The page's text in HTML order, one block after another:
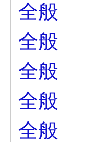
全般
全般
全般
全般
全般